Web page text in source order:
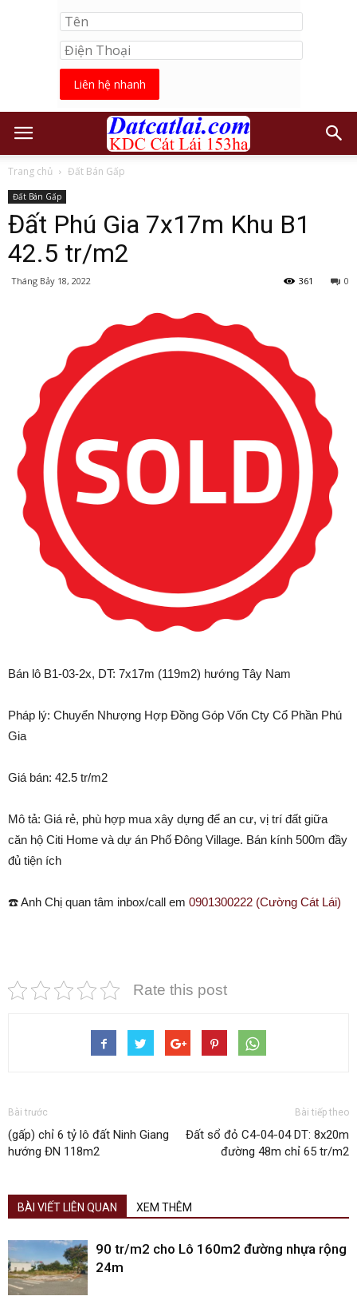
Liên hệ nhanh
Trang chủ Đất Bán Gấp
Đất Bán Gấp
Đất Phú Gia 7x17m Khu B1
42.5 tr/m2
Tháng Bảy 18, 2022 0
361
Bán lô B1-03-2x, DT: 7x17m (119m2) hướng Tây Nam
Pháp lý: Chuyển Nhượng Hợp Đồng Góp Vốn Cty Cổ Phần Phú
Gia
Giá bán: 42.5 tr/m2
Mô tả: Giá rẻ, phù hợp mua xây dựng để an cư, vị trí đất giữa
căn hộ Citi Home và dự án Phố Đông Village. Bán kính 500m đầy
đủ tiện ích
☎️ Anh Chị quan tâm inbox/call em 0901300222 (Cường Cát Lái)
Rate this post
Bài trước
(gấp) chỉ 6 tỷ lô đất Ninh Giang
hướng ĐN 118m2
Bài tiếp theo
Đất sổ đỏ C4-04-04 DT: 8x20m
đường 48m chỉ 65 tr/m2
BÀI VIẾT LIÊN QUAN XEM THÊM
90 tr/m2 cho Lô 160m2 đường nhựa rộng
24m